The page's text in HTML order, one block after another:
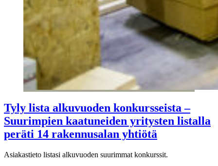
Tyly lista alkuvuoden konkursseista –
Suurimpien kaatuneiden yritysten listalla
peräti 14 rakennusalan yhtiötä
Asiakastieto listasi alkuvuoden suurimmat konkurssit.